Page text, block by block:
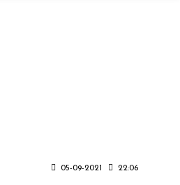
05-09-2021 22:06